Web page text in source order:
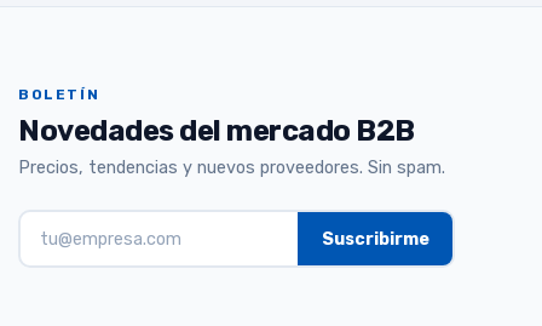
BOLETÍN
Novedades del mercado B2B
Precios, tendencias y nuevos proveedores. Sin spam.